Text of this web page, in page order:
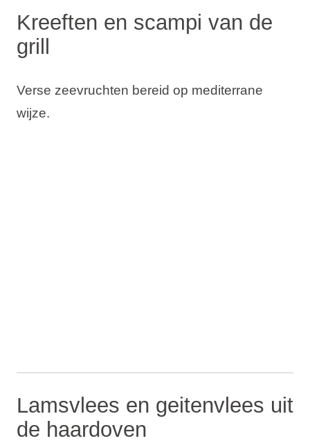
Kreeften en scampi van de
grill
Verse zeevruchten bereid op mediterrane
wijze.
Lamsvlees en geitenvlees uit
de haardoven